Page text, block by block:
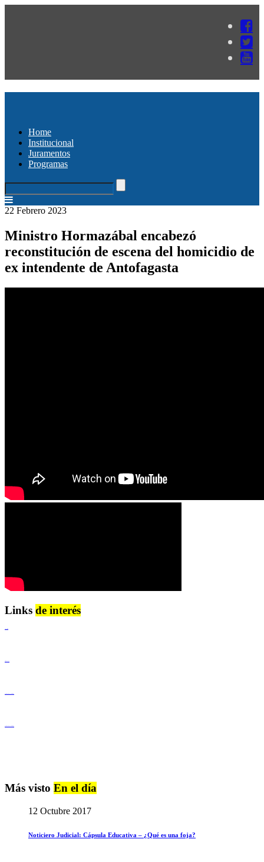
Home
Institucional
Juramentos
Programas
22 Febrero 2023
Ministro Hormazábal encabezó
reconstitución de escena del homicidio de
ex intendente de Antofagasta
Links de interés
Más visto En el día
12 Octubre 2017
Noticiero Judicial: Cápsula Educativa – ¿Qué es una foja?